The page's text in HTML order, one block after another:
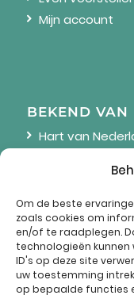
Om de beste
zoals cookies om
en/of te raadplegen.
technologieën
ID's op deze site
uw toestemming
op bepaalde functies
Mijn account
BEKEND VAN
Hart van
Wendy Online
Omroep